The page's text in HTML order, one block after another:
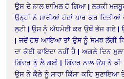
ਉਸ ਦੇ ਨਾਲ ਸ਼ਾਮਿਲ ਹੋ ਗਿਆ | ਲੜਕੀ
ਉਨ੍ਹਾਂ ਨੇ ਸਾਰੀਆਂ ਹੱਦਾਂ ਪਾਰ ਕਰ ਦਿਤੀਆਂ
ਲੁਟੀ | ਉਸ ਨੂੰ ਅੱਧਮੋਈ ਕਰ ਉਥੋਂ ਭੱਜ ਗਏ |
| ਜਦੋਂ ਹੋਸ਼ ਆਇਆ ਤਾਂ ਉਸ ਨੂੰ ਸਮਝ ਲੱਗੀ
ਦਾ ਕੋਈ ਫਾਇਦਾ ਨਹੀਂ ਹੈ | ਅਗਲੇ ਦਿਨ
ਗਿੰਦਰ ਨੂੰ ਲੈ ਗਈ | ਗਿੰਦਰ ਨਾਲ ਉਸ ਨੇ ਕੀ
ਉਸ ਨੇ ਕੈਲੇ ਨੂੰ ਸਾਰਾ ਕਿੱਸਾ ਕਹਿ ਸੁਣਾਇਆ